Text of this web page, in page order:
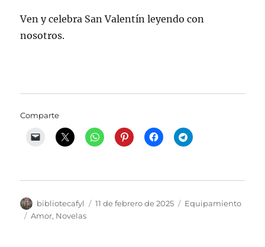
Ven y celebra San Valentín leyendo con
nosotros.
Comparte
Autor
bibliotecafyl
Publicado
11 de febrero de 2025 Categorías
Equipamiento
Etiquetas
Amor, Novelas